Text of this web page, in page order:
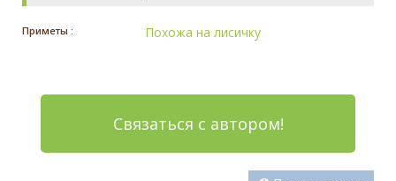
Приметы : Похожа на лисичку
Связаться с автором!